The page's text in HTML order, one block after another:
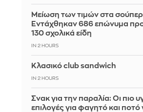
Μείωση των τιμών στα
Εντάχθηκαν 686 επώνυμα
130 σχολικά είδη
IN 2 HOURS
Κλασικό club sandwich
IN 2 HOURS
Σνακ για την παραλία: Οι πιο
επιλογές για φαγητό και ποτό